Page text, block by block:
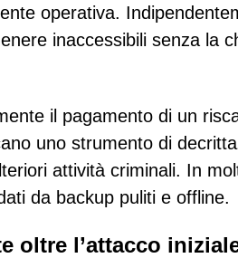
operativa.
inaccessibili senza la
il pagamento di un
uno strumento di
attività criminali. In
da backup puliti e offline.
oltre l’attacco